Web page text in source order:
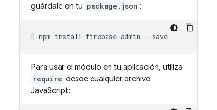
guárdalo en tu package.json :
npm install firebase-admin --save
Para usar el módulo en tu aplicación, utiliza
require desde cualquier archivo
JavaScript: